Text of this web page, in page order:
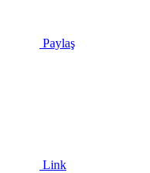
Paylaş
Link